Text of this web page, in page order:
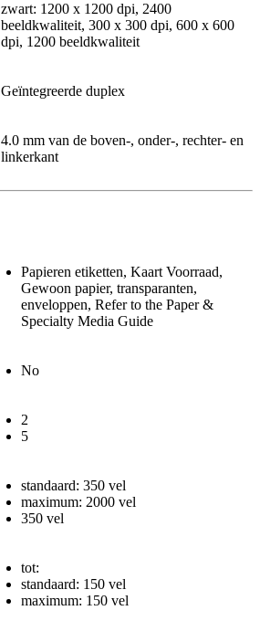
zwart: 1200 x 1200 dpi, 2400
beeldkwaliteit, 300 x 300 dpi, 600 x 600
dpi, 1200 beeldkwaliteit
Geïntegreerde duplex
4.0 mm van de boven-, onder-, rechter- en
linkerkant
Papieren etiketten, Kaart Voorraad,
Gewoon papier, transparanten,
enveloppen, Refer to the Paper &
Specialty Media Guide
No
2
5
standaard: 350 vel
maximum: 2000 vel
350 vel
tot:
standaard: 150 vel
maximum: 150 vel